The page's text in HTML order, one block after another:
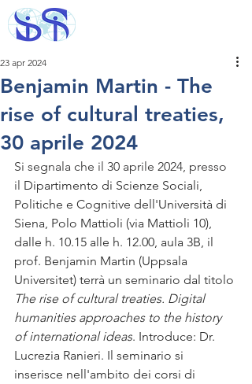
Benjamin Martin - The
rise of cultural treaties,
30 aprile 2024
23 apr 2024
Si segnala che il 30 aprile 2024, presso
il Dipartimento di Scienze Sociali,
Politiche e Cognitive dell'Università di
Siena, Polo Mattioli (via Mattioli 10),
dalle h. 10.15 alle h. 12.00, aula 3B, il
prof. Benjamin Martin (Uppsala
Universitet) terrà un seminario dal titolo
The rise of cultural treaties. Digital
humanities approaches to the history
of international ideas. Introduce: Dr.
Lucrezia Ranieri. Il seminario si
inserisce nell'ambito dei corsi di